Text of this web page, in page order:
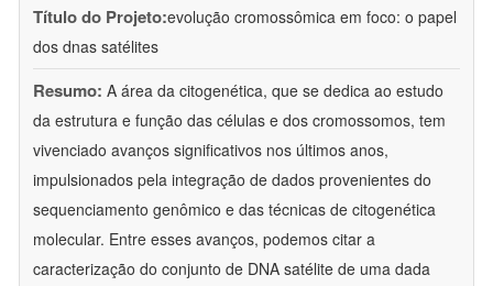
Título do Projeto:evolução cromossômica em foco: o papel
dos dnas satélites
Resumo: A área da citogenética, que se dedica ao estudo
da estrutura e função das células e dos cromossomos, tem
vivenciado avanços significativos nos últimos anos,
impulsionados pela integração de dados provenientes do
sequenciamento genômico e das técnicas de citogenética
molecular. Entre esses avanços, podemos citar a
caracterização do conjunto de DNA satélite de uma dada